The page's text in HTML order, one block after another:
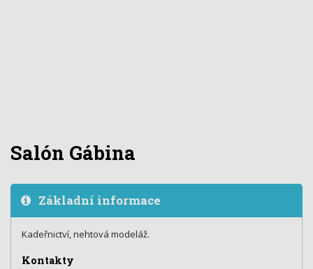
Salón Gábina
Základní informace
Kadeřnictví, nehtová modeláž.
Kontakty